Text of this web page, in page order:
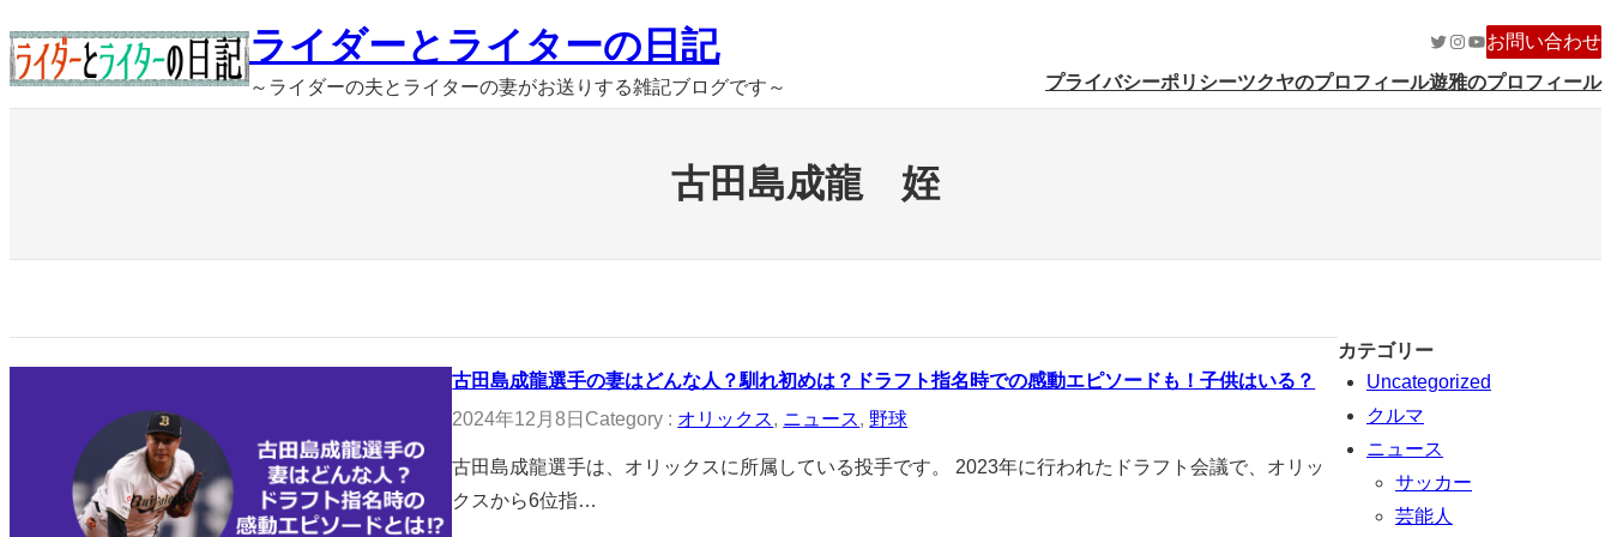
容
を
ライダーとライターの日記
～ライダーの夫とライターの妻がお送りする雑記ブログです～
Twitter
Instagram
YouTube
お問い合わせ
プライバシーポリシーツクヤのプロフィール遊雅のプロフィール
古田島成龍 姪
古田島成龍選手の妻はどんな人？馴れ初めは？ドラフト指名時での感動エピソードも！子供はいる？
2024年12月8日 Category : オリックス, ニュース, 野球
古田島成龍選手は、オリックスに所属している投手です。 2023年に行われたドラフト会議で、オリッ
クスから6位指…
カテゴリー
Uncategorized
クルマ
ニュース
サッカー
芸能人